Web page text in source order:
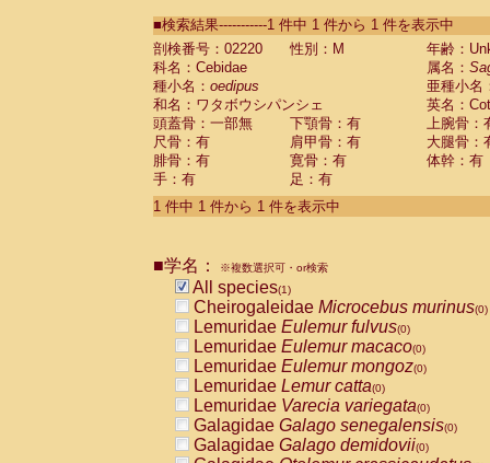
CebidaeSaguinus labiatus(0)
Cebidae Saguinus leucopus (0)
Cebidae
Cebidae
CebidaeSaguinus nigricollis (0)
Cebidae Saguinus oedipus
Cebidae Saguinus weddelli
Cebidae Saguinusspp.
Cebidae Aotus trivirgatus
Cebidae Cebus albifrons
CebidaeCebus nigrivittatus
CebidaeCebus
CebidaeSaimiri boliviensis(0)
CebidaeSaimiri sciureus(0)
AtelidaeAlouatta caraya(0)
AtelidaeAlouatta fusca(0)
AtelidaeAlouatta seniculus
AtelidaeAlouattaspp.(0)
AtelidaeAteles belzebuth(0)
AtelidaeAteles geoffroyi(0)
■検索結果-----------1 件中 1 件から 1 件を表示中
剖検番号：02220
性別：M
年齢：
科名：Cebidae
属名：
種小名： oedipus
亜種小名
和名：ワタボウシパンシェ
英名：
頭蓋骨：一部無
下顎骨：有
上腕骨：
尺骨：有
肩甲骨：有
大腿骨：
腓骨：有
寛骨：有
体幹：有
手：有
足：有
1 件中 1 件から 1 件を表示中
■学名： ※複数選択可・or検索
All species(1)
Cheirogaleidae Microcebus murinus(0)
Lemuridae Eulemur fulvus(0)
Lemuridae Eulemur macaco(0)
Lemuridae Eulemur mongoz(0)
Lemuridae Lemur catta(0)
Lemuridae Varecia variegata(0)
Galagidae Galago senegalensis(0)
Galagidae Galago demidovii(0)